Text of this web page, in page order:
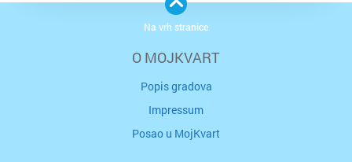
O MOJKVART
Popis gradova
Impressum
Posao u MojKvart
Na vrh stranice